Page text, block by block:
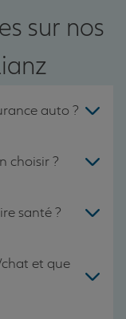
sur nos
auto ?
choisir ?
santé ?
et que